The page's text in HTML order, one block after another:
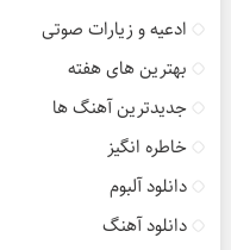
ادعیه و زیارات صوتی
بهترین های هفته
جدیدترین آهنگ ها
خاطره انگیز
دانلود آلبوم
دانلود آهنگ